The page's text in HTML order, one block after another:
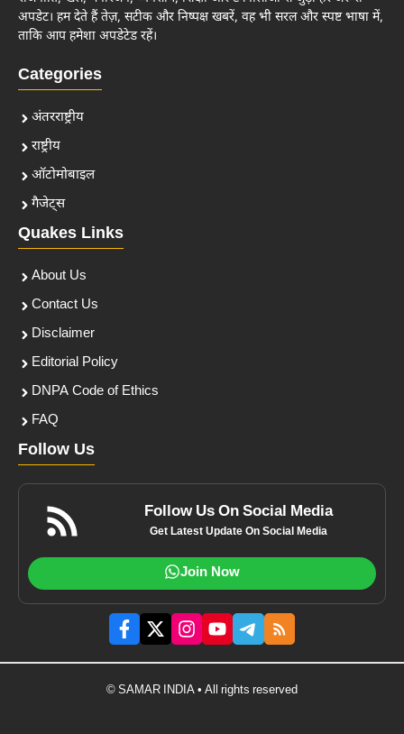
अपडेट। हम देते हैं तेज़, सटीक और निष्पक्ष खबरें, वह भी सरल और स्पष्ट भाषा में,
ताकि आप हमेशा अपडेटेड रहें।
Categories
अंतरराष्ट्रीय
राष्ट्रीय
ऑटोमोबाइल
गैजेट्स
Quakes Links
About Us
Contact Us
Disclaimer
Editorial Policy
DNPA Code of Ethics
FAQ
Follow Us
Follow Us On Social Media
Get Latest Update On Social Media
Join Now
© SAMAR INDIA • All rights reserved